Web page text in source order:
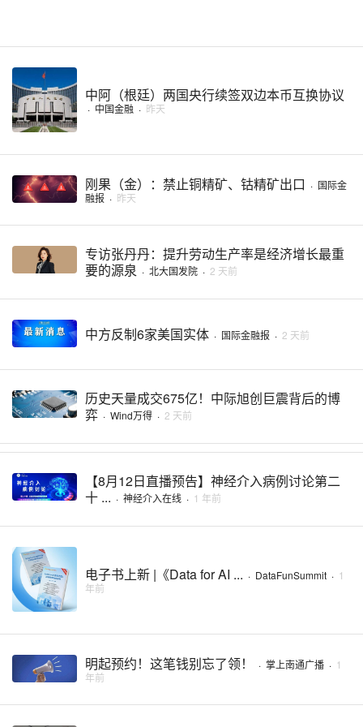
中阿（根廷）两国央行续签双边本币互换协议
· 中国金融 · 昨天
刚果（金）：禁止铜精矿、钴精矿出口 · 国际金
融报 · 昨天
专访张丹丹：提升劳动生产率是经济增长最重
要的源泉 · 北大国发院 · 2 天前
中方反制6家美国实体 · 国际金融报 · 2 天前
历史天量成交675亿！中际旭创巨震背后的博
弈 · Wind万得 · 2 天前
【8月12日直播预告】神经介入病例讨论第二
十 ... · 神经介入在线 · 1 年前
电子书上新 |《Data for AI ... · DataFunSummit · 1
年前
明起预约！这笔钱别忘了领！ · 掌上南通广播 · 1
年前